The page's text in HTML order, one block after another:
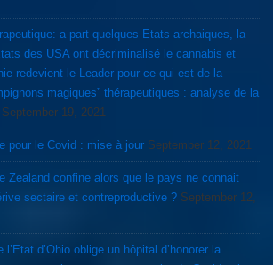
Etats archaiques, la
des USA ont décriminalisé le cannabis et
redevient le Leader pour ce qui est de la
magiques” thérapeutiques : analyse de la
September 19, 2021
pour le Covid : mise à jour September 12, 2021
Zealand confine alors que le pays ne connait
sectaire et contreproductive ? September 12,
d’Ohio oblige un hôpital d’honorer la